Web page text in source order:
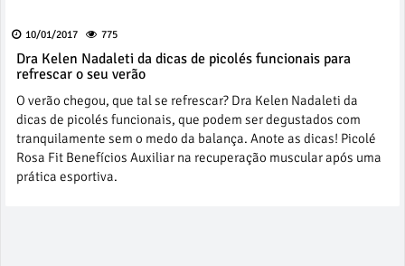
10/01/2017 775
Dra Kelen Nadaleti da dicas de picolés funcionais para
refrescar o seu verão
O verão chegou, que tal se refrescar? Dra Kelen Nadaleti da
dicas de picolés funcionais, que podem ser degustados com
tranquilamente sem o medo da balança. Anote as dicas! Picolé
Rosa Fit Benefícios Auxiliar na recuperação muscular após uma
prática esportiva.